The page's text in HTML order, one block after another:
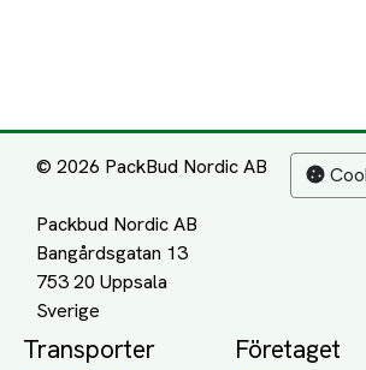
© 2026 PackBud Nordic AB
Packbud Nordic AB
Bangårdsgatan 13
753 20 Uppsala
Transporter Företaget